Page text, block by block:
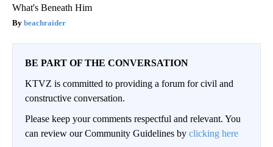
What's Beneath Him
beachraider
BE PART OF THE CONVERSATION
KTVZ is committed to providing a forum for civil and
constructive conversation.
Please keep your comments respectful and relevant. You
can review our Community Guidelines by clicking here